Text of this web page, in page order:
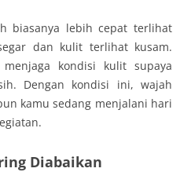
biasanya lebih cepat terlihat
dan kulit terlihat kusam.
kondisi kulit supaya
Dengan kondisi ini, wajah
kamu sedang menjalani hari
Diabaikan